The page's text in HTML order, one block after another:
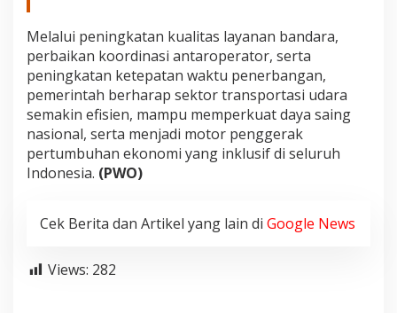
Melalui peningkatan kualitas layanan bandara,
perbaikan koordinasi antaroperator, serta
peningkatan ketepatan waktu penerbangan,
pemerintah berharap sektor transportasi udara
semakin efisien, mampu memperkuat daya saing
nasional, serta menjadi motor penggerak
pertumbuhan ekonomi yang inklusif di seluruh
Indonesia. (PWO)
Cek Berita dan Artikel yang lain di Google News
Views: 282